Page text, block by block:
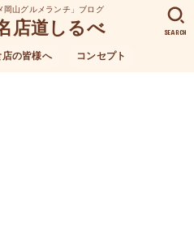
岡山グルメランチ」ブログ
店道しるべ
店の皆様へ コンセプト
SEARCH